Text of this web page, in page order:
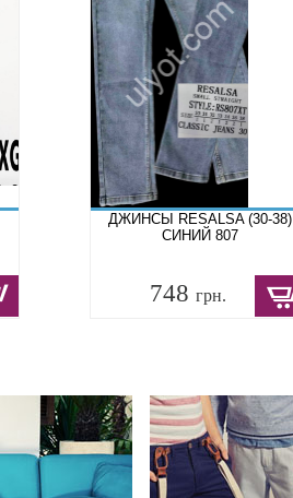
ДЖИНСЫ RESALSA (30-38)
СИНИЙ 807
748 грн.